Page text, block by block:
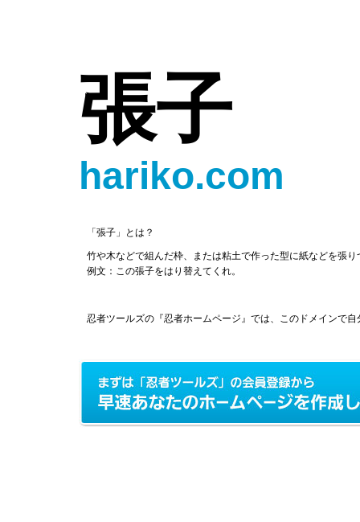
張子
hariko.com
「張子」とは？
竹や木などで組んだ枠、または粘土で作った型に紙などを張
例文：この張子をはり替えてくれ。
忍者ツールズの『忍者ホームページ』では、このドメインで